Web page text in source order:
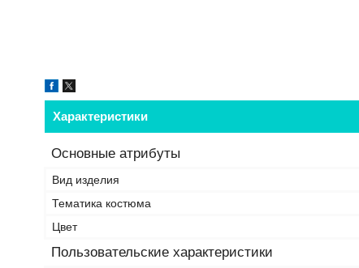
Характеристики
Основные атрибуты
Вид изделия
Тематика костюма
Цвет
Пользовательские характеристики